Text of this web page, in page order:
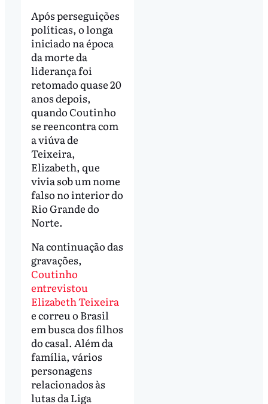
Após perseguições
políticas, o longa
iniciado na época
da morte da
liderança foi
retomado quase 20
anos depois,
quando Coutinho
se reencontra com
a viúva de
Teixeira,
Elizabeth, que
vivia sob um nome
falso no interior do
Rio Grande do
Norte.
Na continuação das
gravações,
Coutinho
entrevistou
Elizabeth Teixeira
e correu o Brasil
em busca dos filhos
do casal. Além da
família, vários
personagens
relacionados às
lutas da Liga